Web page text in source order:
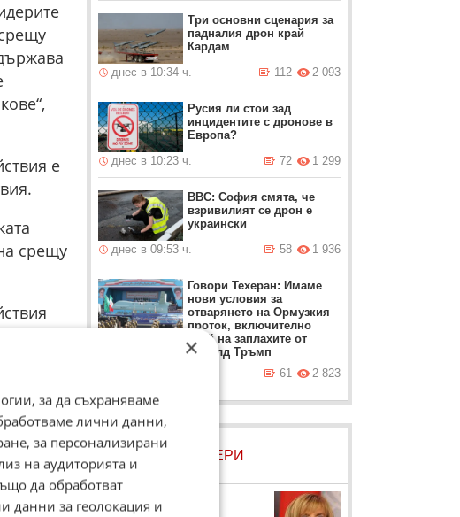
е
срещу
на
Три основни сценария за
падналия дрон край
Кардам
днес в 10:34 ч.
2 093
112
Русия ли стои зад
инцидентите с дронове в
Европа?
днес в 10:23 ч.
1 299
72
ВВС: София смята, че
взривилият се дрон е
украински
днес в 09:53 ч.
1 936
58
Говори Техеран: Имаме
нови условия за
отварянето на Ормузкия
проток, включително
край на заплахите от
Доналд Тръмп
2 823
61
ЛОВЦИ НА БИСЕРИ
Мая Манолова
×
за да съхраняваме
лични данни,
за персонализирани
на аудиторията и
да обработват
данни за геолокация и